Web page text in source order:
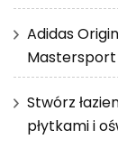
Adidas
Mastersport
Stwórz
płytkami i